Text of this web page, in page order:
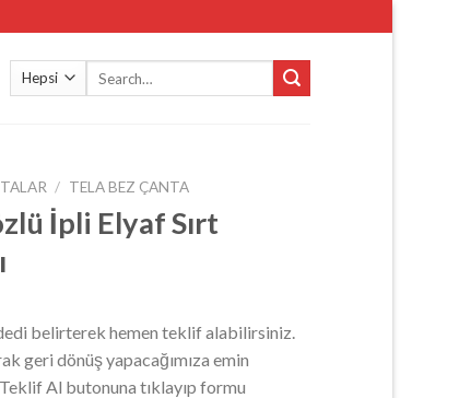
Search
/ TELA BEZ ÇANTA
İpli Elyaf Sırt
belirterek hemen teklif alabilirsiniz.
geri dönüş yapacağımıza emin
Al butonuna tıklayıp formu